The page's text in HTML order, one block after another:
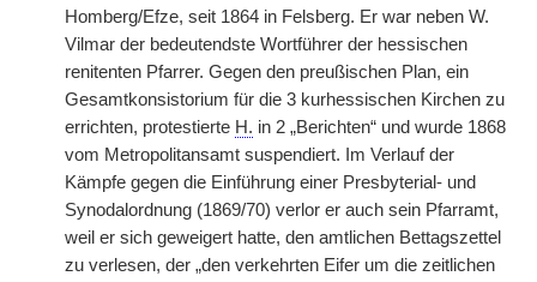
Homberg/Efze, seit 1864 in Felsberg. Er war neben W.
Vilmar der bedeutendste Wortführer der hessischen
renitenten Pfarrer. Gegen den preußischen Plan, ein
Gesamtkonsistorium für die 3 kurhessischen Kirchen zu
errichten, protestierte H. in 2 „Berichten“ und wurde 1868
vom Metropolitansamt suspendiert. Im Verlauf der
Kämpfe gegen die Einführung einer Presbyterial- und
Synodalordnung (1869/70) verlor er auch sein Pfarramt,
weil er sich geweigert hatte, den amtlichen Bettagszettel
zu verlesen, der „den verkehrten Eifer um die zeitlichen